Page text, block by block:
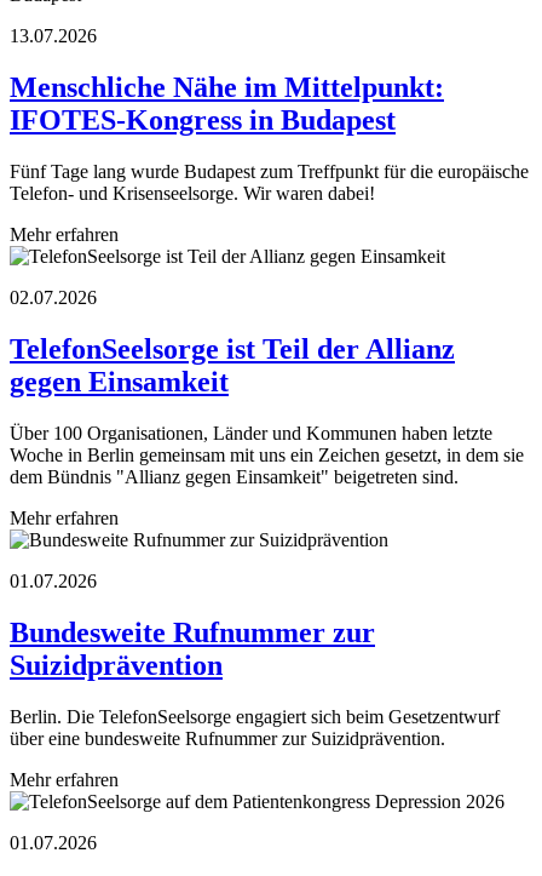
13.07.2026
Menschliche Nähe im Mittelpunkt:
IFOTES-Kongress in Budapest
Fünf Tage lang wurde Budapest zum Treffpunkt für die europäische
Telefon- und Krisenseelsorge. Wir waren dabei!
Mehr erfahren
02.07.2026
TelefonSeelsorge ist Teil der Allianz
gegen Einsamkeit
Über 100 Organisationen, Länder und Kommunen haben letzte
Woche in Berlin gemeinsam mit uns ein Zeichen gesetzt, in dem sie
dem Bündnis "Allianz gegen Einsamkeit" beigetreten sind.
Mehr erfahren
01.07.2026
Bundesweite Rufnummer zur
Suizidprävention
Berlin. Die TelefonSeelsorge engagiert sich beim Gesetzentwurf
über eine bundesweite Rufnummer zur Suizidprävention.
Mehr erfahren
01.07.2026